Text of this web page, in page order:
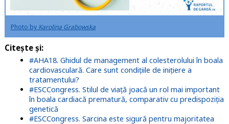
Photo by Karolina Grabowska
Citește și:
#AHA18. Ghidul de management al colesterolului în boala
cardiovasculară. Care sunt condițiile de inițiere a
tratamentului?
#ESCCongress. Stilul de viață joacă un rol mai important
în boala cardiacă prematură, comparativ cu predispoziția
genetică
#ESCCongress. Sarcina este sigură pentru majoritatea